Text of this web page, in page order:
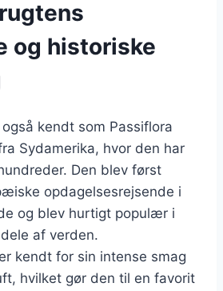
og historiske
kendt som Passiflora
Sydamerika, hvor den har
Den blev først
opdagelsesrejsende i
og blev hurtigt populær i
af verden.
kendt for sin intense smag
hvilket gør den til en favorit